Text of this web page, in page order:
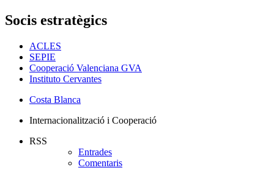
Socis estratègics
ACLES
SEPIE
Cooperació Valenciana GVA
Instituto Cervantes
Costa Blanca
Internacionalització i Cooperació
RSS
Entrades
Comentaris